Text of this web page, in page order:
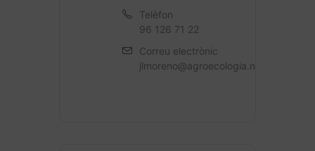
Telèfon
96 126 71 22
Correu electrònic
jlmoreno@agroecologia.net